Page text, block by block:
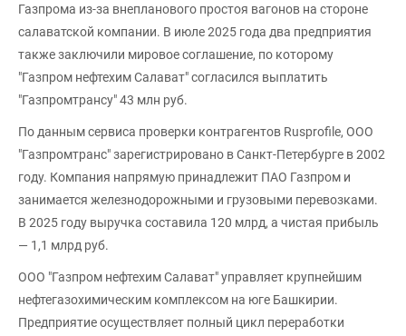
Газпрома из-за внепланового простоя вагонов на стороне
салаватской компании. В июле 2025 года два предприятия
также заключили мировое соглашение, по которому
"Газпром нефтехим Салават" согласился выплатить
"Газпромтрансу" 43 млн руб.
По данным сервиса проверки контрагентов Rusprofile, ООО
"Газпромтранс" зарегистрировано в Санкт-Петербурге в 2002
году. Компания напрямую принадлежит ПАО Газпром и
занимается железнодорожными и грузовыми перевозками.
В 2025 году выручка составила 120 млрд, а чистая прибыль
— 1,1 млрд руб.
ООО "Газпром нефтехим Салават" управляет крупнейшим
нефтегазохимическим комплексом на юге Башкирии.
Предприятие осуществляет полный цикл переработки